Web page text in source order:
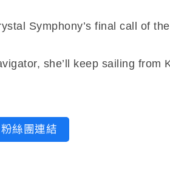
Symphony’s final call of
she’ll keep sailing from
粉絲團連結